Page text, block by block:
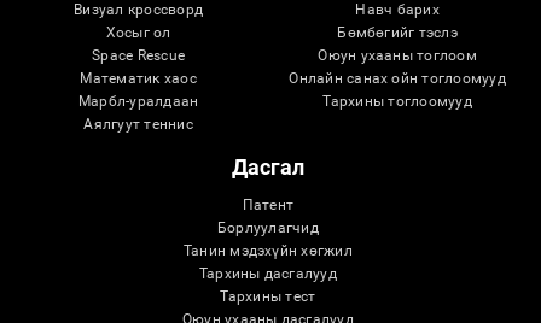
Визуал кроссворд
Хосыг ол
Space Rescue
Математик хаос
Марбл-уралдаан
Аялгуут теннис
Навч барих
Бөмбөгийг тэслэ
Оюун ухааны тоглоом
Онлайн санах ойн тоглоомууд
Тархины тоглоомууд
Дасгал
Патент
Борлуулагчид
Танин мэдэхүйн хөгжил
Тархины дасгалууд
Тархины тест